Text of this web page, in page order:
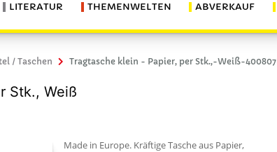
LITERATUR THEMENWELTEN ABVERKAUF
/ Taschen Tragtasche klein - Papier, per Stk.,-Weiß-400807
Stk., Weiß
Made in Europe. Kräftige Tasche aus Papier,